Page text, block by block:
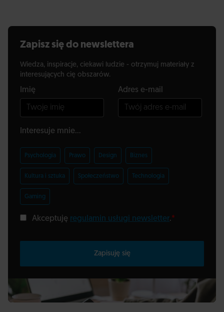
Zapisz się do newslettera
Wiedza, inspiracje, ciekawi ludzie - otrzymuj materiały z
interesujących cię obszarów.
Imię Adres e-mail
Interesuje mnie...
Psychologia Prawo Design Biznes
Kultura i sztuka Społeczeństwo Technologia
Gaming
Akceptuję regulamin usługi newsletter.*
Zapisuję się